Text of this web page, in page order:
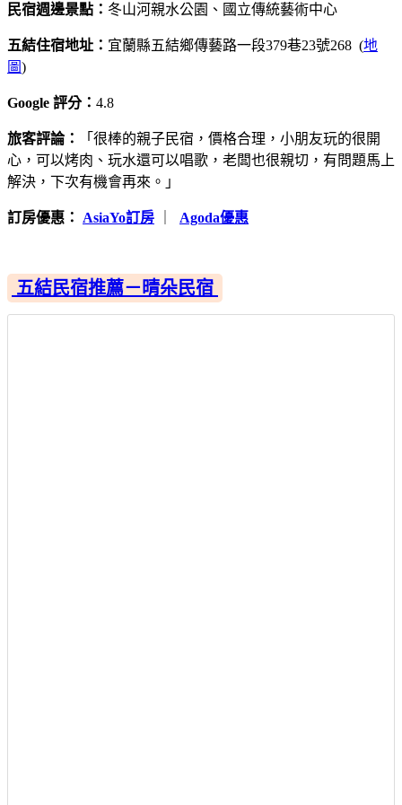
民宿週邊景點： 冬山河親水公園、國立傳統藝術中心
五結住宿地址： 宜蘭縣五結鄉傳藝路一段379巷23號268 (地
圖)
Google 評分： 4.8
旅客評論：
「很棒的親子民宿，價格合理，小朋友玩的很開
心，可以烤肉、玩水還可以唱歌，老闆也很親切，有問題馬上
解決，下次有機會再來。」
訂房優惠： AsiaYo訂房 Agoda優惠
五結民宿推薦－晴朵民宿